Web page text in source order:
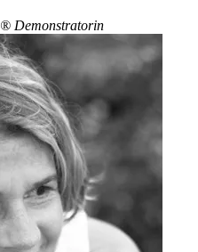
® Demonstratorin